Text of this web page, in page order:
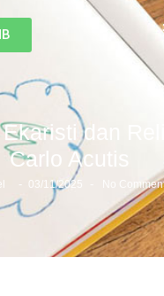
dan
Carlo Acutis
- 03/11/2025 No